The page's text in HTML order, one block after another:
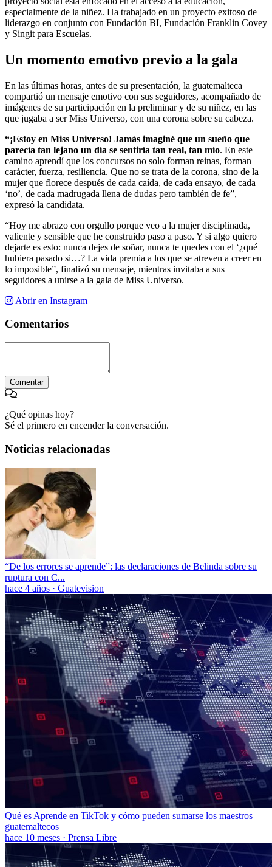
especialmente de la niñez. Ha trabajado en un proyecto exitoso de
liderazgo en conjunto con Fundación BI, Fundación Franklin Covey
y Singit para Escuelas.
Un momento emotivo previo a la gala
En las últimas horas, antes de su presentación, la guatemalteca
compartió un mensaje emotivo con sus seguidores, acompañado de
imágenes de su participación en la preliminar y de su niñez, en las
que jugaba a ser Miss Universo, con una corona sobre su cabeza.
“¡Estoy en Miss Universo! Jamás imaginé que un sueño que
parecía tan lejano un día se sentiría tan real, tan mío. En este
camino aprendí que los concursos no solo forman reinas, forman
carácter, fuerza, resiliencia. Que no se trata de la corona, sino de la
mujer que florece después de cada caída, de cada ensayo, de cada
‘no’, de cada madrugada llena de dudas pero también de fe”,
expresó la candidata.
“Hoy me abrazo con orgullo porque veo a la mujer disciplinada,
valiente y sensible que he construido paso a paso. Y si algo quiero
dejarte es esto: nunca dejes de soñar, nunca te quedes con el ‘¿qué
hubiera pasado si…? La vida premia a los que se atreven a creer en
lo imposible”, finalizó su mensaje, mientras invitaba a sus
seguidores a unirse a la gala de Miss Universo.
Abrir en Instagram
Comentarios
Comentar
¿Qué opinas hoy?
Sé el primero en encender la conversación.
Noticias relacionadas
“De los errores se aprende”: las declaraciones de Belinda sobre su
ruptura con C...
hace 4 años · Guatevision
Qué es Aprende en TikTok y cómo pueden sumarse los maestros
guatemaltecos
hace 10 meses · Prensa Libre